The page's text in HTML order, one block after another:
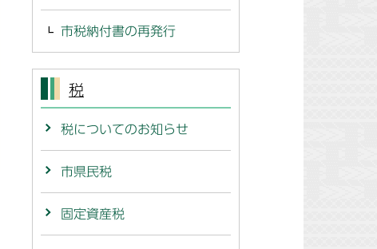
市税納付書の再発行
税
税についてのお知らせ
市県民税
固定資産税